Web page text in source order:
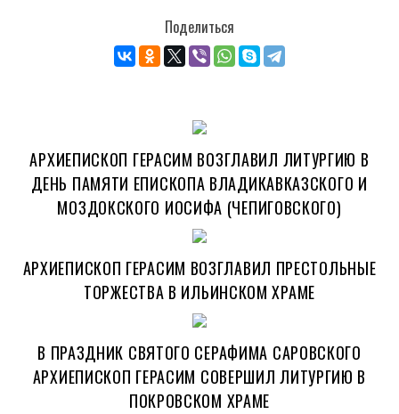
Поделиться
АРХИЕПИСКОП ГЕРАСИМ ВОЗГЛАВИЛ ЛИТУРГИЮ В
ДЕНЬ ПАМЯТИ ЕПИСКОПА ВЛАДИКАВКАЗСКОГО И
МОЗДОКСКОГО ИОСИФА (ЧЕПИГОВСКОГО)
АРХИЕПИСКОП ГЕРАСИМ ВОЗГЛАВИЛ ПРЕСТОЛЬНЫЕ
ТОРЖЕСТВА В ИЛЬИНСКОМ ХРАМЕ
В ПРАЗДНИК СВЯТОГО СЕРАФИМА САРОВСКОГО
АРХИЕПИСКОП ГЕРАСИМ СОВЕРШИЛ ЛИТУРГИЮ В
ПОКРОВСКОМ ХРАМЕ